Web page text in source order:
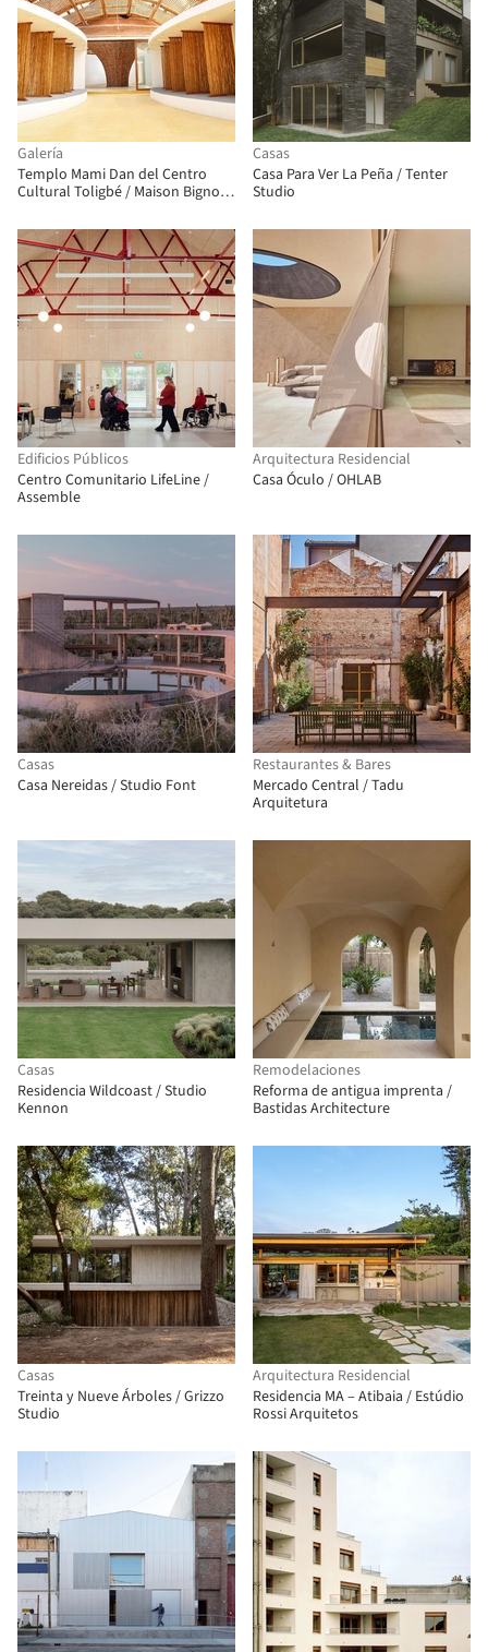
Galería
Templo Mami Dan del Centro
Cultural Toligbé / Maison Bignon
Casas
Casa Para Ver La Peña / Tenter
Studio
Edificios Públicos
Centro Comunitario LifeLine /
Assemble
Arquitectura Residencial
Casa Óculo / OHLAB
Casas
Casa Nereidas / Studio Font
Restaurantes & Bares
Mercado Central / Tadu
Arquitetura
Casas
Residencia Wildcoast / Studio
Kennon
Remodelaciones
Reforma de antigua imprenta /
Bastidas Architecture
Casas
Treinta y Nueve Árboles / Grizzo
Studio
Arquitectura Residencial
Residencia MA – Atibaia / Estúdio
Rossi Arquitetos